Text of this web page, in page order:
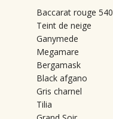
Baccarat rouge 540
Teint de neige
Ganymede
Megamare
Bergamask
Black afgano
Gris charnel
Tilia